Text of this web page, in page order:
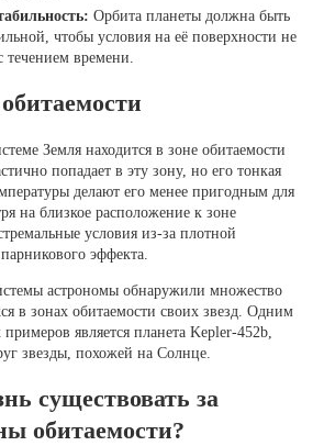
Орбита планеты должна быть
чтобы условия на её поверхности не
течением времени.
Земля находится в зоне обитаемости
попадает в эту зону, но его тонкая
делают его менее пригодным для
на близкое расположение к зоне
условия из-за плотной
эффекта.
астрономы обнаружили множество
в зонах обитаемости своих звезд. Одним
является планета Kepler-452b,
звезды, похожей на Солнце.
существовать за
обитаемости?